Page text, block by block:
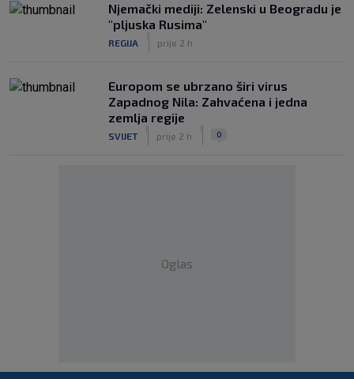
Njemački mediji: Zelenski u Beogradu je
"pljuska Rusima"
REGIJA prije 2 h
Europom se ubrzano širi virus
Zapadnog Nila: Zahvaćena i jedna
zemlja regije
SVIJET prije 2 h 0
Oglas